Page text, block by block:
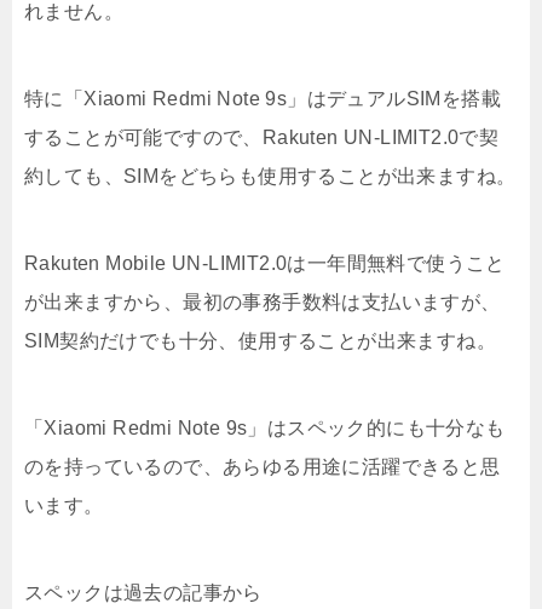
れません。
特に「Xiaomi Redmi Note 9s」はデュアルSIMを搭載
することが可能ですので、Rakuten UN-LIMIT2.0で契
約しても、SIMをどちらも使用することが出来ますね。
Rakuten Mobile UN-LIMIT2.0は一年間無料で使うこと
が出来ますから、最初の事務手数料は支払いますが、
SIM契約だけでも十分、使用することが出来ますね。
「Xiaomi Redmi Note 9s」はスペック的にも十分なも
のを持っているので、あらゆる用途に活躍できると思
います。
スペックは過去の記事から